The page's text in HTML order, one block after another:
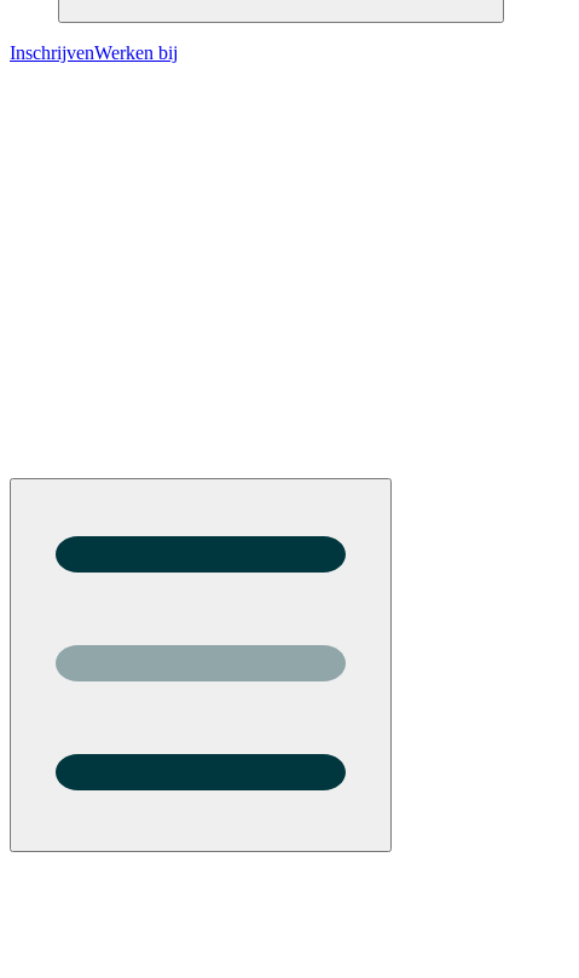
InschrijvenWerken bij